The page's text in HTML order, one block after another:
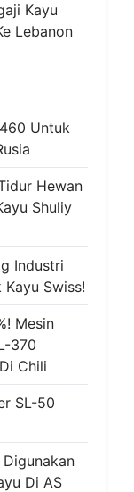
Kayu
Lebanon
Untuk
Hewan
Shuliy
Industri
Swiss!
Mesin
370
Chili
SL-50
Di AS